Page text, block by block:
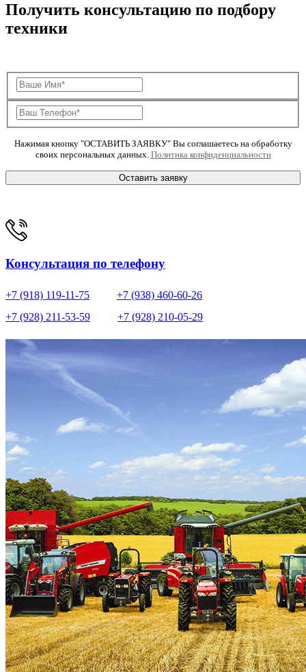
Получить консультацию по подбору
техники
Нажимая кнопку "ОСТАВИТЬ ЗАЯВКУ" Вы соглашаетесь на обработку
своих персональных данных. Политика конфиденциальности
Оставить заявку
Консультация по телефону
+7 (918) 119-11-75
+7 (938) 460-60-26
+7 (928) 211-53-59
+7 (928) 210-05-29